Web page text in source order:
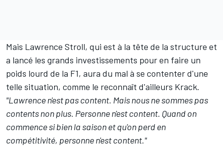
Mais Lawrence Stroll, qui est à la tête de la structure et
a lancé les grands investissements pour en faire un
poids lourd de la F1, aura du mal à se contenter d'une
telle situation, comme le reconnaît d'ailleurs Krack.
"Lawrence n'est pas content. Mais nous ne sommes pas
contents non plus. Personne n'est content. Quand on
commence si bien la saison et qu'on perd en
compétitivité, personne n'est content."